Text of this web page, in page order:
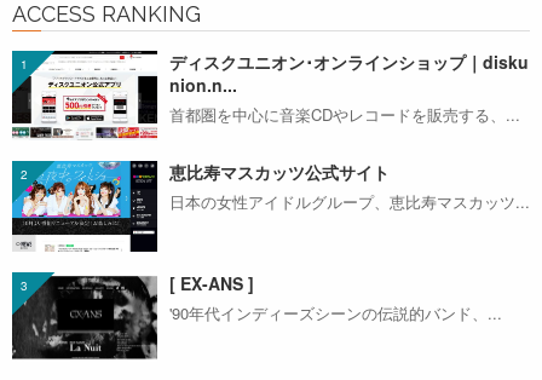
ACCESS RANKING
ディスクユニオン･オンラインショップ｜disku
nion.n...
首都圏を中心に音楽CDやレコードを販売する、...
恵比寿マスカッツ公式サイト
日本の女性アイドルグループ、恵比寿マスカッツ...
[ EX-ANS ]
'90年代インディーズシーンの伝説的バンド、...